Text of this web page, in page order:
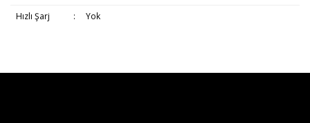
Hızlı Şarj : Yok